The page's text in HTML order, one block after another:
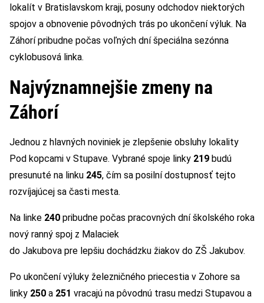
lokalít v Bratislavskom kraji, posuny odchodov niektorých
spojov a obnovenie pôvodných trás po ukončení výluk. Na
Záhorí pribudne počas voľných dní špeciálna sezónna
cyklobusová linka.
Najvýznamnejšie zmeny na
Záhorí
Jednou z hlavných noviniek je zlepšenie obsluhy lokality
Pod kopcami v Stupave. Vybrané spoje linky 219 budú
presunuté na linku 245, čím sa posilní dostupnosť tejto
rozvíjajúcej sa časti mesta.
Na linke 240 pribudne počas pracovných dní školského roka
nový ranný spoj z Malaciek
do Jakubova pre lepšiu dochádzku žiakov do ZŠ Jakubov.
Po ukončení výluky železničného priecestia v Zohore sa
linky 250 a 251 vracajú na pôvodnú trasu medzi Stupavou a